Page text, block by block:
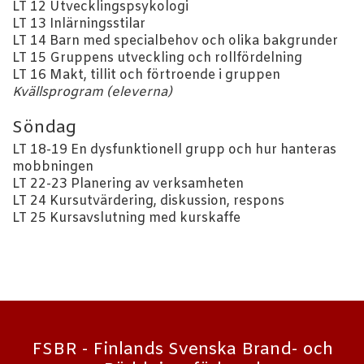
LT 12 Utvecklingspsykologi
LT 13 Inlärningsstilar
LT 14 Barn med specialbehov och olika bakgrunder
LT 15 Gruppens utveckling och rollfördelning
LT 16 Makt, tillit och förtroende i gruppen
Kvällsprogram (eleverna)
Söndag
LT 18-19 En dysfunktionell grupp och hur hanteras
mobbningen
LT 22-23 Planering av verksamheten
LT 24 Kursutvärdering, diskussion, respons
LT 25 Kursavslutning med kurskaffe
FSBR - Finlands Svenska Brand- och